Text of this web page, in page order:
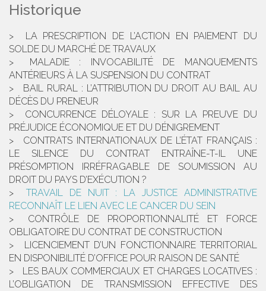
Historique
LA PRESCRIPTION DE L’ACTION EN PAIEMENT DU
SOLDE DU MARCHÉ DE TRAVAUX
MALADIE : INVOCABILITÉ DE MANQUEMENTS
ANTÉRIEURS À LA SUSPENSION DU CONTRAT
BAIL RURAL : L’ATTRIBUTION DU DROIT AU BAIL AU
DÉCÈS DU PRENEUR
CONCURRENCE DÉLOYALE : SUR LA PREUVE DU
PRÉJUDICE ÉCONOMIQUE ET DU DÉNIGREMENT
CONTRATS INTERNATIONAUX DE L’ÉTAT FRANÇAIS :
LE SILENCE DU CONTRAT ENTRAÎNE-T-IL UNE
PRÉSOMPTION IRRÉFRAGABLE DE SOUMISSION AU
DROIT DU PAYS D’EXÉCUTION ?
TRAVAIL DE NUIT : LA JUSTICE ADMINISTRATIVE
RECONNAÎT LE LIEN AVEC LE CANCER DU SEIN
CONTRÔLE DE PROPORTIONNALITÉ ET FORCE
OBLIGATOIRE DU CONTRAT DE CONSTRUCTION
LICENCIEMENT D’UN FONCTIONNAIRE TERRITORIAL
EN DISPONIBILITÉ D’OFFICE POUR RAISON DE SANTÉ
LES BAUX COMMERCIAUX ET CHARGES LOCATIVES :
L’OBLIGATION DE TRANSMISSION EFFECTIVE DES